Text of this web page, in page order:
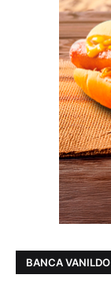
BANCA VANILDO